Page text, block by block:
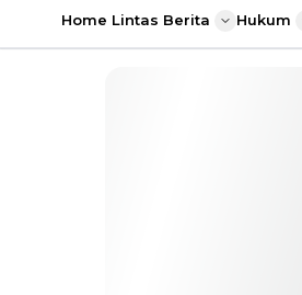
Home Lintas Berita Hukum